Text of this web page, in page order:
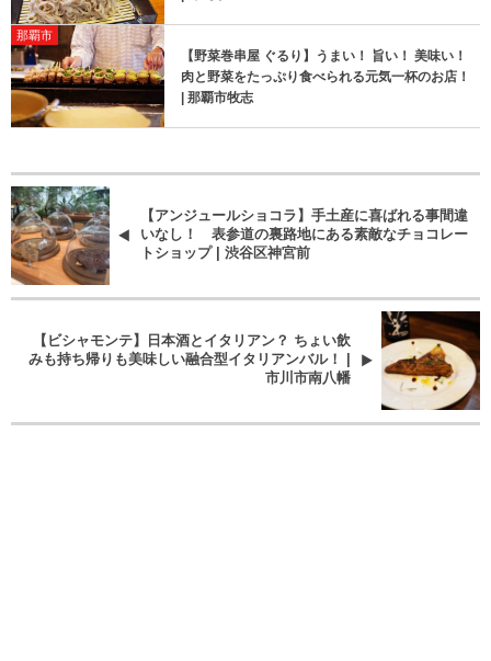
那覇市
【野菜巻串屋 ぐるり】うまい！ 旨い！ 美味い！
肉と野菜をたっぷり食べられる元気一杯のお店！
| 那覇市牧志
【アンジュールショコラ】手土産に喜ばれる事間違
いなし！ 表参道の裏路地にある素敵なチョコレー
トショップ | 渋谷区神宮前
【ビシャモンテ】日本酒とイタリアン？ ちょい飲
みも持ち帰りも美味しい融合型イタリアンバル！ |
市川市南八幡